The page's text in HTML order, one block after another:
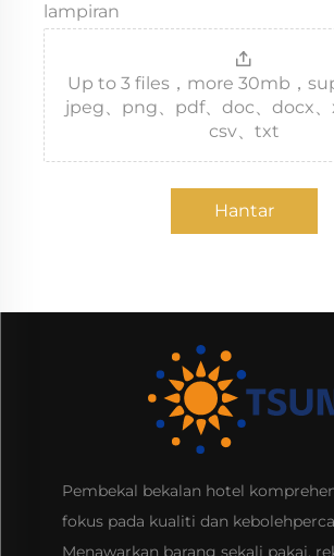
lampiran
Up to 3 files，more 30mb，
jpeg、png、pdf、doc、docx、
csv、txt
Hantar
Pembekal bekalan hotel
fokus pada kualiti dan
Menawarkan barang sekali pakai,